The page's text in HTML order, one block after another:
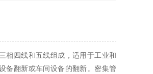
相四线和五线组成，适用于工业和
备翻新或车间设备的翻新。密集管